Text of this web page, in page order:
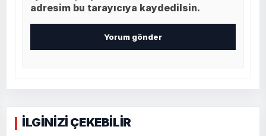
adresim bu tarayıcıya kaydedilsin.
İLGİNİZİ ÇEKEBİLİR